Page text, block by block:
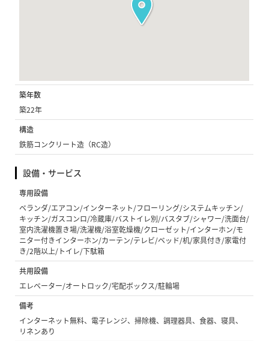
築年数
築22年
構造
鉄筋コンクリート造（RC造）
設備・サービス
専用設備
ベランダ/エアコン/インターネット/フローリング/システムキッチン/
キッチン/ガスコンロ/冷蔵庫/バストイレ別/バスタブ/シャワー/洗面台/
室内洗濯機置き場/洗濯機/浴室乾燥機/クローゼット/インターホン/モ
ニター付きインターホン/カーテン/テレビ/ベッド/机/家具付き/家電付
き/2階以上/トイレ/下駄箱
共用設備
エレベーター/オートロック/宅配ボックス/駐輪場
備考
インターネット無料、電子レンジ、掃除機、調理器具、食器、寝具、
リネンあり